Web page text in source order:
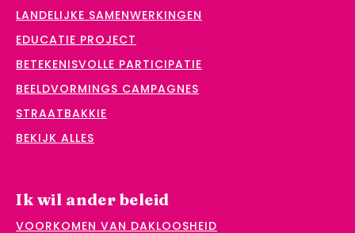
LANDELIJKE SAMENWERKINGEN
EDUCATIE PROJECT
BETEKENISVOLLE PARTICIPATIE
BEELDVORMINGS CAMPAGNES
STRAATBAKKIE
BEKIJK ALLES
Ik wil ander beleid
VOORKOMEN VAN DAKLOOSHEID